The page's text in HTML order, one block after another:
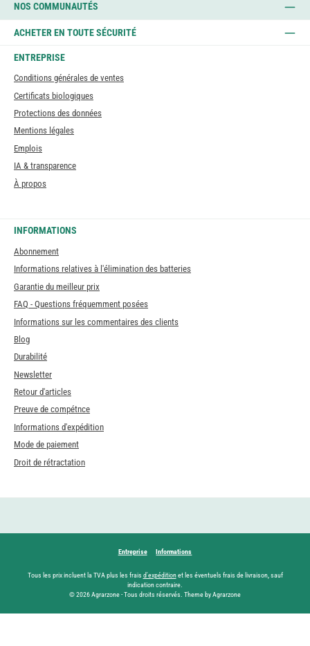
NOS COMMUNAUTÉS
ACHETER EN TOUTE SÉCURITÉ
ENTREPRISE
Conditions générales de ventes
Certificats biologiques
Protections des données
Mentions légales
Emplois
IA & transparence
À propos
INFORMATIONS
Abonnement
Informations relatives à l'élimination des batteries
Garantie du meilleur prix
FAQ - Questions fréquemment posées
Informations sur les commentaires des clients
Blog
Durabilité
Newsletter
Retour d'articles
Preuve de compétnce
Informations d'expédition
Mode de paiement
Droit de rétractation
Entreprise Informations
Tous les prix incluent la TVA plus les frais d'expéditionet les éventuels frais de livraison, sauf
indication contraire.
© 2026 Agrarzone - Tous droits réservés. Theme by Agrarzone